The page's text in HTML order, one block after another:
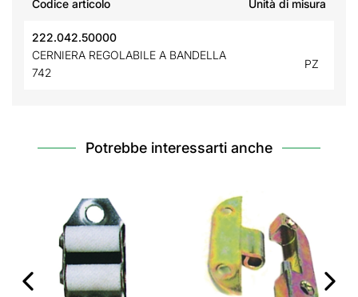
Codice articolo Unità di misura
222.042.50000
CERNIERA REGOLABILE A BANDELLA
742
PZ
Potrebbe interessarti anche